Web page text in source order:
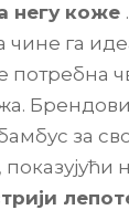
негу коже
чине га
потребна
за
, показујући